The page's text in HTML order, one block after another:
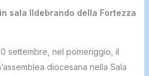
sala Ildebrando della Fortezza
settembre, nel pomeriggio, il
diocesana nella Sala